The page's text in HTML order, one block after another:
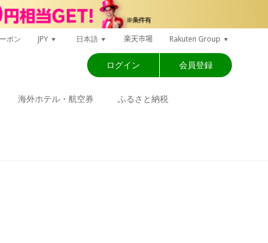
ポン JPY 日本語 楽天市場 Rakuten Group
ログイン 会員登録
海外ホテル・航空券 ふるさと納税